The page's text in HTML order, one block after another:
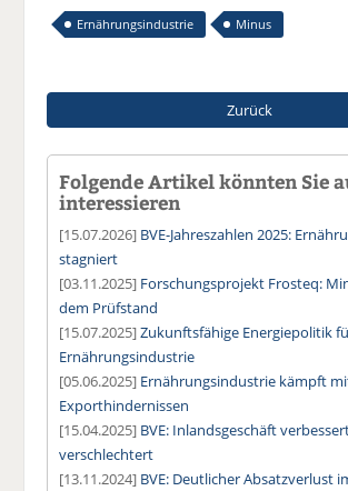
Ernährungsindustrie Minus
Zurück
Folgende Artikel könnten Sie
interessieren
[15.07.2026] BVE-Jahreszahlen 2025:
stagniert
[03.11.2025] Forschungsprojekt Frosteq:
dem Prüfstand
[15.07.2025]Zukunftsfähige Energiepolitik
Ernährungsindustrie
[05.06.2025] Ernährungsindustrie kämpft
Exporthindernissen
[15.04.2025] BVE: Inlandsgeschäft
verschlechtert
[13.11.2024] BVE: Deutlicher Absatzverlust